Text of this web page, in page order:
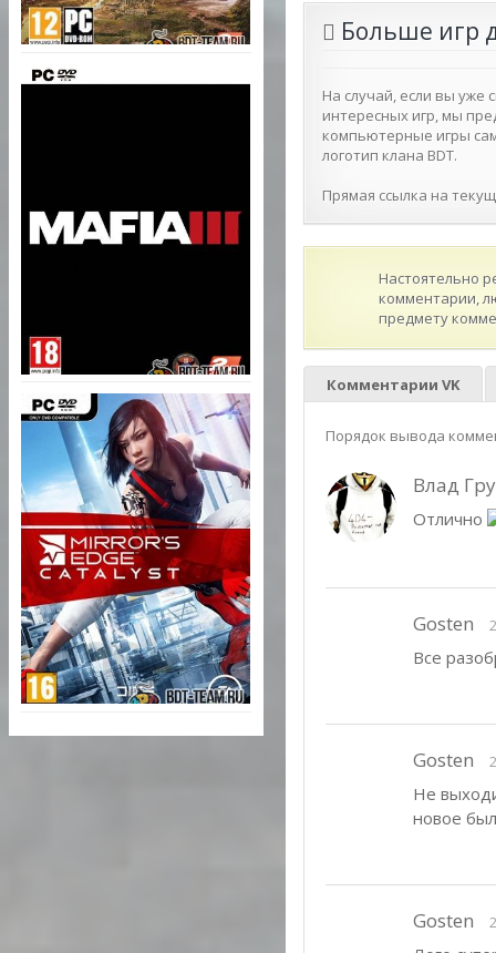
Больше игр
На случай, если вы уже
интересных игр, мы
компьютерные игры
логотип клана BDT.
Прямая ссылка на
Настоятельно
комментарии,
предмету
Комментарии VK
Порядок вывода
Влад
Отлично
Gosten
Все
Gosten
Не
новое
Gosten